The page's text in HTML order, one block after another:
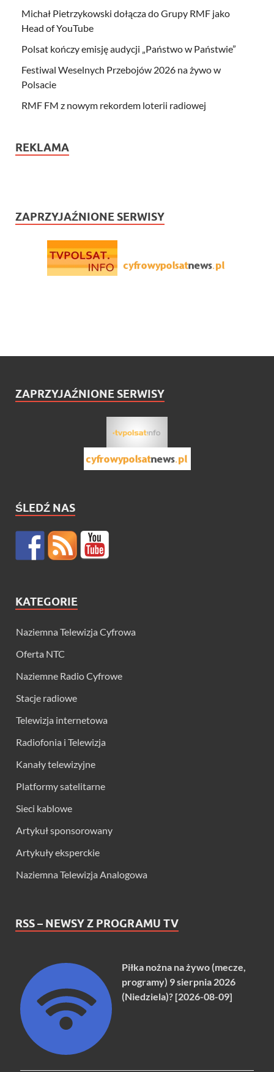
Michał Pietrzykowski dołącza do Grupy RMF jako
Head of YouTube
Polsat kończy emisję audycji „Państwo w Państwie”
Festiwal Weselnych Przebojów 2026 na żywo w
Polsacie
RMF FM z nowym rekordem loterii radiowej
REKLAMA
ZAPRZYJAŹNIONE SERWISY
ZAPRZYJAŹNIONE SERWISY
ŚLEDŹ NAS
KATEGORIE
Naziemna Telewizja Cyfrowa
Oferta NTC
Naziemne Radio Cyfrowe
Stacje radiowe
Telewizja internetowa
Radiofonia i Telewizja
Kanały telewizyjne
Platformy satelitarne
Sieci kablowe
Artykuł sponsorowany
Artykuły eksperckie
Naziemna Telewizja Analogowa
RSS – NEWSY Z PROGRAMU TV
Piłka nożna na żywo (mecze,
programy) 9 sierpnia 2026
(Niedziela)? [2026-08-09]